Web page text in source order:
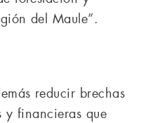
del Maule”.
reducir brechas
y financieras que